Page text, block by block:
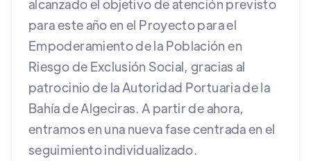
alcanzado el objetivo de atención previsto
para este año en el Proyecto para el
Empoderamiento de la Población en
Riesgo de Exclusión Social, gracias al
patrocinio de la Autoridad Portuaria de la
Bahía de Algeciras. A partir de ahora,
entramos en una nueva fase centrada en el
seguimiento individualizado.